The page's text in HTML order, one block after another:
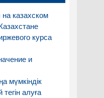
казахском
курса
и
мүмкіндік
алуға